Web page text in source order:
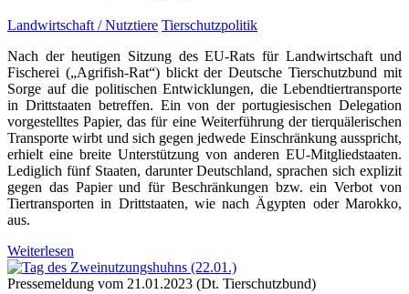
Landwirtschaft / Nutztiere Tierschutzpolitik
Nach der heutigen Sitzung des EU-Rats für Landwirtschaft und
Fischerei („Agrifish-Rat“) blickt der Deutsche Tierschutzbund mit
Sorge auf die politischen Entwicklungen, die Lebendtiertransporte
in Drittstaaten betreffen. Ein von der portugiesischen Delegation
vorgestelltes Papier, das für eine Weiterführung der tierquälerischen
Transporte wirbt und sich gegen jedwede Einschränkung ausspricht,
erhielt eine breite Unterstützung von anderen EU-Mitgliedstaaten.
Lediglich fünf Staaten, darunter Deutschland, sprachen sich explizit
gegen das Papier und für Beschränkungen bzw. ein Verbot von
Tiertransporten in Drittstaaten, wie nach Ägypten oder Marokko,
aus.
Weiterlesen
Pressemeldung vom 21.01.2023 (Dt. Tierschutzbund)